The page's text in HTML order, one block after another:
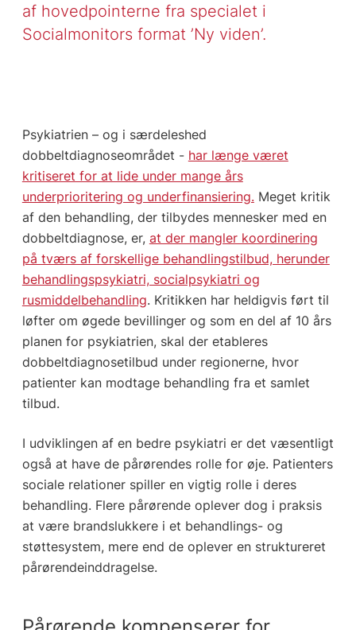
af hovedpointerne fra specialet i
Socialmonitors format ’Ny viden’.
Psykiatrien – og i særdeleshed
dobbeltdiagnoseområdet - har længe været
kritiseret for at lide under mange års
underprioritering og underfinansiering. Meget kritik
af den behandling, der tilbydes mennesker med en
dobbeltdiagnose, er, at der mangler koordinering
på tværs af forskellige behandlingstilbud, herunder
behandlingspsykiatri, socialpsykiatri og
rusmiddelbehandling. Kritikken har heldigvis ført til
løfter om øgede bevillinger og som en del af 10 års
planen for psykiatrien, skal der etableres
dobbeltdiagnosetilbud under regionerne, hvor
patienter kan modtage behandling fra et samlet
tilbud.
I udviklingen af en bedre psykiatri er det væsentligt
også at have de pårørendes rolle for øje. Patienters
sociale relationer spiller en vigtig rolle i deres
behandling. Flere pårørende oplever dog i praksis
at være brandslukkere i et behandlings- og
støttesystem, mere end de oplever en struktureret
pårørendeinddragelse.